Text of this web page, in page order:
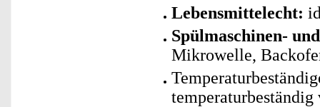
Lebensmittelecht:
Spülmaschinen-
Mikrowelle,